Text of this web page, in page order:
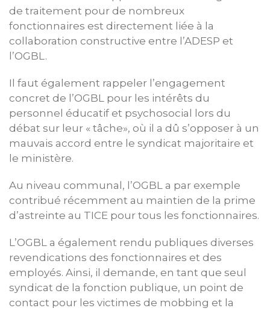
de traitement pour de nombreux
fonctionnaires est directement liée à la
collaboration constructive entre l’ADESP et
l’OGBL.
Il faut également rappeler l’engagement
concret de l’OGBL pour les intérêts du
personnel éducatif et psychosocial lors du
débat sur leur « tâche», où il a dû s’opposer à un
mauvais accord entre le syndicat majoritaire et
le ministère.
Au niveau communal, l’OGBL a par exemple
contribué récemment au maintien de la prime
d’astreinte au TICE pour tous les fonctionnaires.
L’OGBL a également rendu publiques diverses
revendications des fonctionnaires et des
employés. Ainsi, il demande, en tant que seul
syndicat de la fonction publique, un point de
contact pour les victimes de mobbing et la